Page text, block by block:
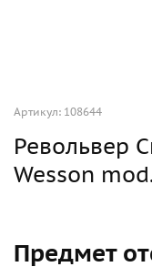
Артикул: 108644
Револьвер
Wesson
Предмет